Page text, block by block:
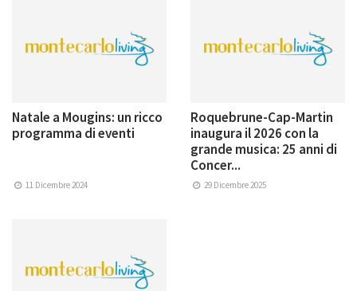
Natale a Mougins: un ricco
programma di eventi
11 Dicembre 2024
Roquebrune-Cap-Martin
inaugura il 2026 con la
grande musica: 25 anni di
Concer...
29 Dicembre 2025